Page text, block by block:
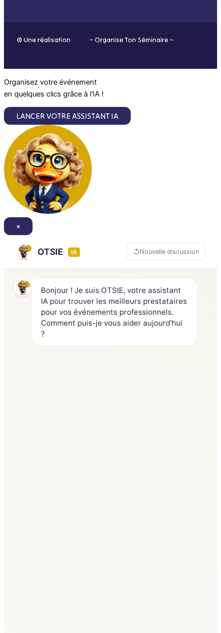
© Une réalisation – Organise Ton Séminaire –
Organisez votre événement
en quelques clics grâce à l'IA !
LANCER VOTRE ASSISTANT IA
×